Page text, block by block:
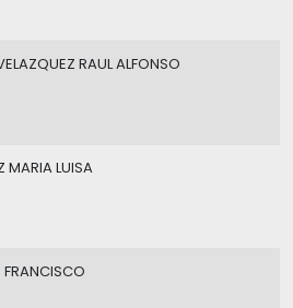
RAUL ALFONSO
MARIA LUISA
FRANCISCO